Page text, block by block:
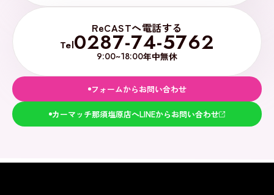
ReCASTへ電話する
Tel0287-74-5762
9:00~18:00年中無休
フォームからお問い合わせ
カーマッチ那須塩原店へLINEからお問い合わせ